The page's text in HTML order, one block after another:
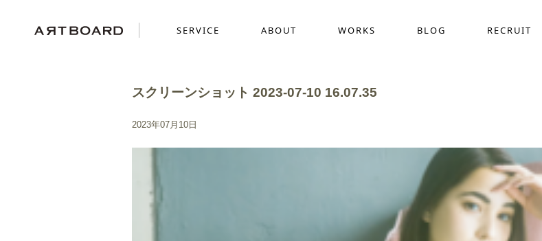
SERVICE
採用動画制作
デザイン定額サービス(サブスク)
ABOUT WORKS BLOG RECRUIT
スクリーンショット 2023-07-10 16.07.35
2023年07月10日